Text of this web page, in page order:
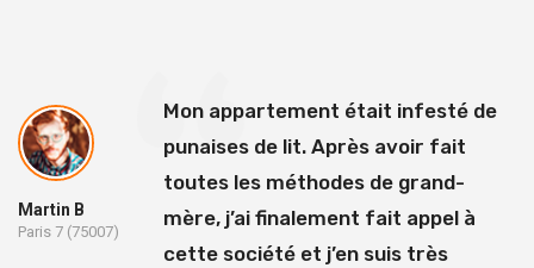
Martin B
Paris 7 (75007)
Mon appartement était infesté de
punaises de lit. Après avoir fait
toutes les méthodes de grand-
mère, j’ai finalement fait appel à
cette société et j’en suis très